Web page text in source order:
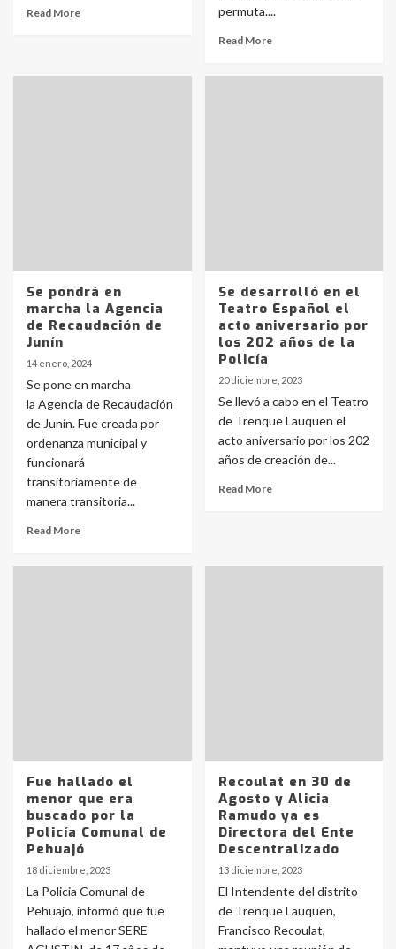
Read More
permuta....
Read More
Se pondrá en
marcha la Agencia
de Recaudación de
Junín
14 enero, 2024
Se pone en marcha
la Agencia de Recaudación
de Junín. Fue creada por
ordenanza municipal y
funcionará
transitoriamente de
manera transitoria...
Read More
Se desarrolló en el
Teatro Español el
acto aniversario por
los 202 años de la
Policía
20 diciembre, 2023
Se llevó a cabo en el Teatro
de Trenque Lauquen el
acto aniversario por los 202
años de creación de...
Read More
Fue hallado el
menor que era
buscado por la
Policía Comunal de
Pehuajó
18 diciembre, 2023
La Policia Comunal de
Pehuajo, informó que fue
hallado el menor SERE
Recoulat en 30 de
Agosto y Alicia
Ramudo ya es
Directora del Ente
Descentralizado
13 diciembre, 2023
El Intendente del distrito
de Trenque Lauquen,
Francisco Recoulat,